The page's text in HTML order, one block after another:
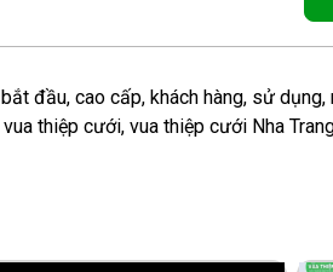
bắt đầu, cao cấp, khách hàng, sử dụng,
vua thiệp cưới, vua thiệp cưới Nha